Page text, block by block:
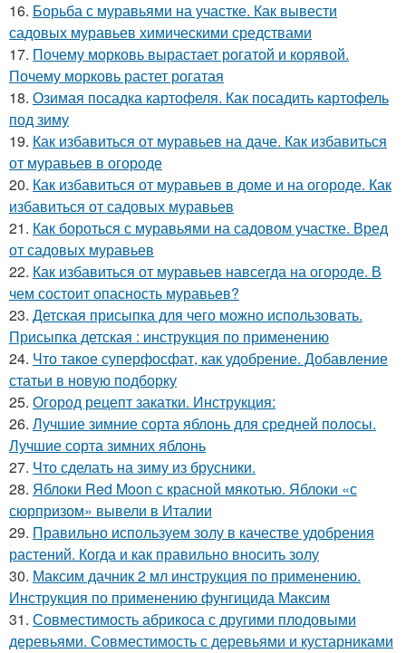
16. Борьба с муравьями на участке. Как вывести
садовых муравьев химическими средствами
17. Почему морковь вырастает рогатой и корявой.
Почему морковь растет рогатая
18. Озимая посадка картофеля. Как посадить картофель
под зиму
19. Как избавиться от муравьев на даче. Как избавиться
от муравьев в огороде
20. Как избавиться от муравьев в доме и на огороде. Как
избавиться от садовых муравьев
21. Как бороться с муравьями на садовом участке. Вред
от садовых муравьев
22. Как избавиться от муравьев навсегда на огороде. В
чем состоит опасность муравьев?
23. Детская присыпка для чего можно использовать.
Присыпка детская : инструкция по применению
24. Что такое суперфосфат, как удобрение. Добавление
статьи в новую подборку
25. Огород рецепт закатки. Инструкция:
26. Лучшие зимние сорта яблонь для средней полосы.
Лучшие сорта зимних яблонь
27. Что сделать на зиму из брусники.
28. Яблоки Red Moon с красной мякотью. Яблоки «с
сюрпризом» вывели в Италии
29. Правильно используем золу в качестве удобрения
растений. Когда и как правильно вносить золу
30. Максим дачник 2 мл инструкция по применению.
Инструкция по применению фунгицида Максим
31. Совместимость абрикоса с другими плодовыми
деревьями. Совместимость с деревьями и кустарниками